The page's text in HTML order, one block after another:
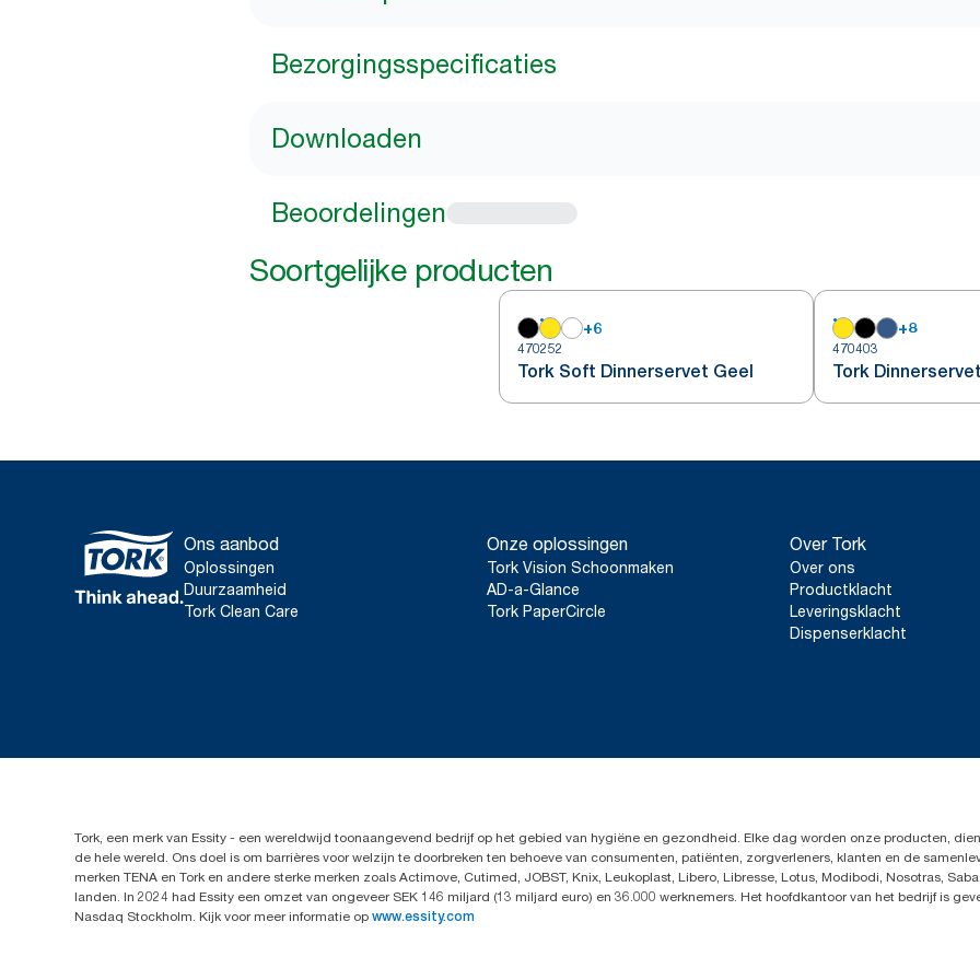
Bezorgingsspecificaties
Downloaden
Beoordelingen
Soortgelijke producten
+6
470252
Tork Soft Dinnerservet Geel
+8
470403
Tork
Ons aanbod
Oplossingen
Duurzaamheid
Tork Clean Care
Onze oplossingen
Tork Vision Schoonmaken
AD-a-Glance
Tork PaperCircle
Over Tork
Over ons
Productklacht
Leveringsklacht
Dispenserklacht
Tork, een merk van Essity - een wereldwijd toonaangevend bedrijf op het gebied van hygiëne en gezondheid. Elke dag worden onze producten,
de hele wereld. Ons doel is om barrières voor welzijn te doorbreken ten behoeve van consumenten, patiënten, zorgverleners, klanten en de
merken TENA en Tork en andere sterke merken zoals Actimove, Cutimed, JOBST, Knix, Leukoplast, Libero, Libresse, Lotus, Modibodi, Nosotras,
landen. In 2024 had Essity een omzet van ongeveer SEK 146 miljard (13 miljard euro) en 36.000 werknemers. Het hoofdkantoor van het bedrijf is
Nasdaq Stockholm. Kijk voor meer informatie op www.essity.com